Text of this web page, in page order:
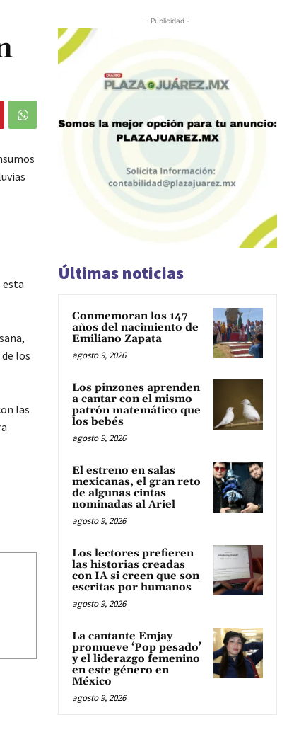
esta
los
las
- Publicidad -
Últimas noticias
Conmemoran los 147
años del nacimiento de
Emiliano Zapata
agosto 9, 2026
Los pinzones aprenden
a cantar con el mismo
patrón matemático que
los bebés
agosto 9, 2026
El estreno en salas
mexicanas, el gran reto
de algunas cintas
nominadas al Ariel
agosto 9, 2026
Los lectores prefieren
las historias creadas
con IA si creen que son
escritas por humanos
agosto 9, 2026
La cantante Emjay
promueve ‘Pop pesado’
y el liderazgo femenino
en este género en
México
agosto 9, 2026